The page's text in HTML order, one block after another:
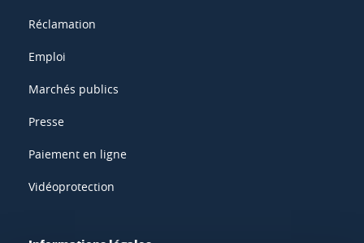
Réclamation
Emploi
Marchés publics
Presse
Paiement en ligne
Vidéoprotection